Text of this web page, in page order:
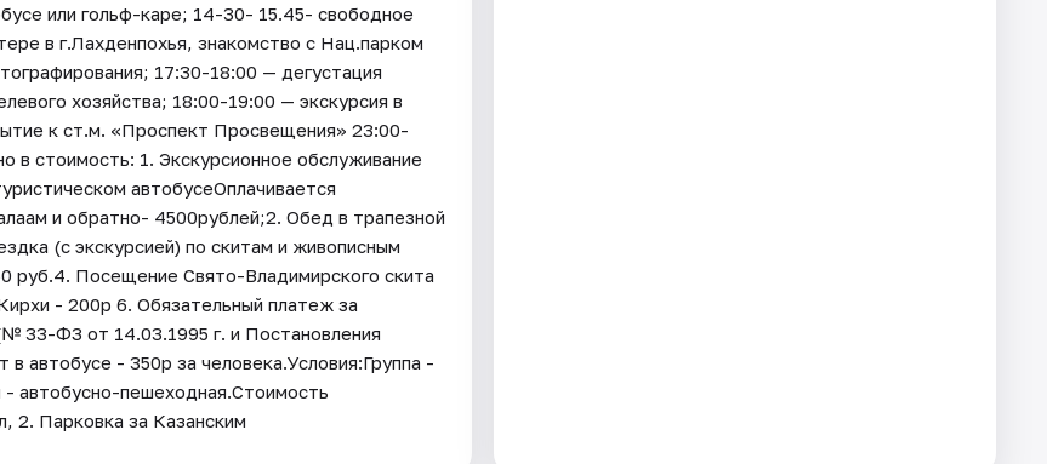
или гольф-каре; 14-30- 15.45- свободное
в г.Лахденпохья, знакомство с Нац.парком
17:30-18:00 — дегустация
хозяйства; 18:00-19:00 — экскурсия в
к ст.м. «Проспект Просвещения» 23:00-
стоимость: 1. Экскурсионное обслуживание
автобусеОплачивается
и обратно- 4500рублей;2. Обед в трапезной
(с экскурсией) по скитам и живописным
руб.4. Посещение Свято-Владимирского скита
- 200р 6. Обязательный платеж за
33-ФЗ от 14.03.1995 г. и Постановления
автобусе - 350р за человека.Условия:Группа -
автобусно-пешеходная.Стоимость
2. Парковка за Казанским